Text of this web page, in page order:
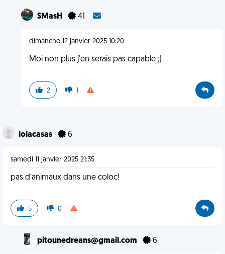
SMasH 41
dimanche 12 janvier 2025 10:20
Moi non plus j'en serais pas capable ;)
2 1
lolacasas 6
samedi 11 janvier 2025 21:35
pas d’animaux dans une coloc!
5 0
pitounedreans@gmail.com 6